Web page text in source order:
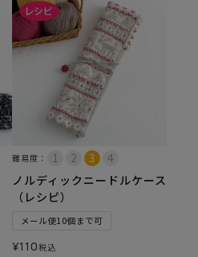
難易度：
ノルディックニードルケース
（レシピ）
メール便10個まで可
¥110税込